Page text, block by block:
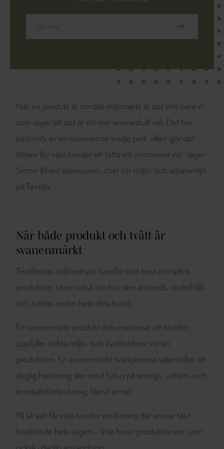
Läs mer
När en produkt är nordisk miljömärkt är det inte bara vi
som säger att det är ett mer ansvarsfullt val. Det har
bedömts av en oberoende tredje part, vilket gör det
lättare för våra kunder att fatta ett informerat val,” säger
Simon Khani Rasmussen, chef för miljö- och arbetsmiljö
på Textilia.
När både produkt och tvätt är
svanenmärkt
Textiliernas miljöavtryck handlar inte bara om själva
produkten, utan också om hur den används, underhålls
och tvättas under hela dess livstid.
En svanenmärkt produkt dokumenterar att textilen
uppfyller strikta miljö- och kvalitetskrav vid sin
produktion. En svanenmärkt tvättprocess säkerställer att
daglig hantering sker med fokus på energi-, vatten- och
kemikalieförbrukning, bland annat.
På så sätt får våra kunder en lösning där ansvar tas i
beaktande hela vägen – inte bara i produktionen, utan